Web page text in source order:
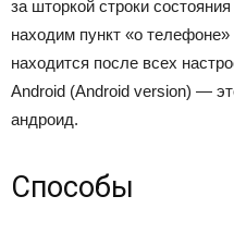
за шторкой строки
находим пункт «о
находится после всех
Android (Android version) —
андроид.
Способы